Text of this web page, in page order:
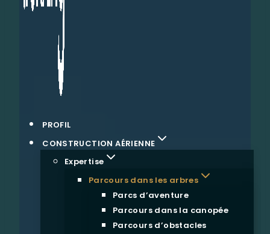
PROFIL
CONSTRUCTION AÉRIENNE
Expertise
Parcours dans les arbres
Parcs d’aventure
Parcours dans la canopée
Parcours d’obstacles